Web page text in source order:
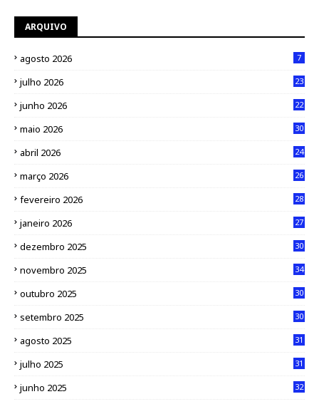
ARQUIVO
agosto 2026 7
julho 2026 23
junho 2026 22
maio 2026 30
abril 2026 24
março 2026 26
fevereiro 2026 28
janeiro 2026 27
dezembro 2025 30
novembro 2025 34
outubro 2025 30
setembro 2025 30
agosto 2025 31
julho 2025 31
junho 2025 32